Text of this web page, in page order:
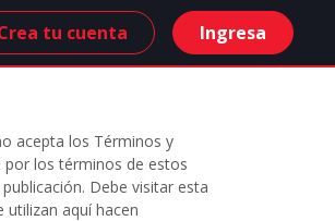
tu cuenta Ingresa
acepta los Términos y
por los términos de estos
Debe visitar esta
aquí hacen